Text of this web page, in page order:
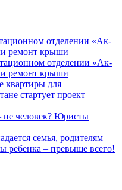
отделении «Ак-
ремонт крыши
отделении «Ак-
ремонт крыши
квартиры для
стартует проект
не человек? Юристы
семья, родителям
ребенка – превыше всего!